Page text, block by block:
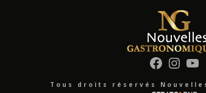
Facebook
Tous droits réservés